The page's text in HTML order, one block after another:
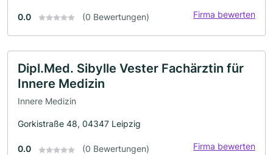
0.0 (0 Bewertungen) Firma bewerten
Dipl.Med. Sibylle Vester Fachärztin für
Innere Medizin
Innere Medizin
Gorkistraße 48, 04347 Leipzig
0.0 (0 Bewertungen) Firma bewerten